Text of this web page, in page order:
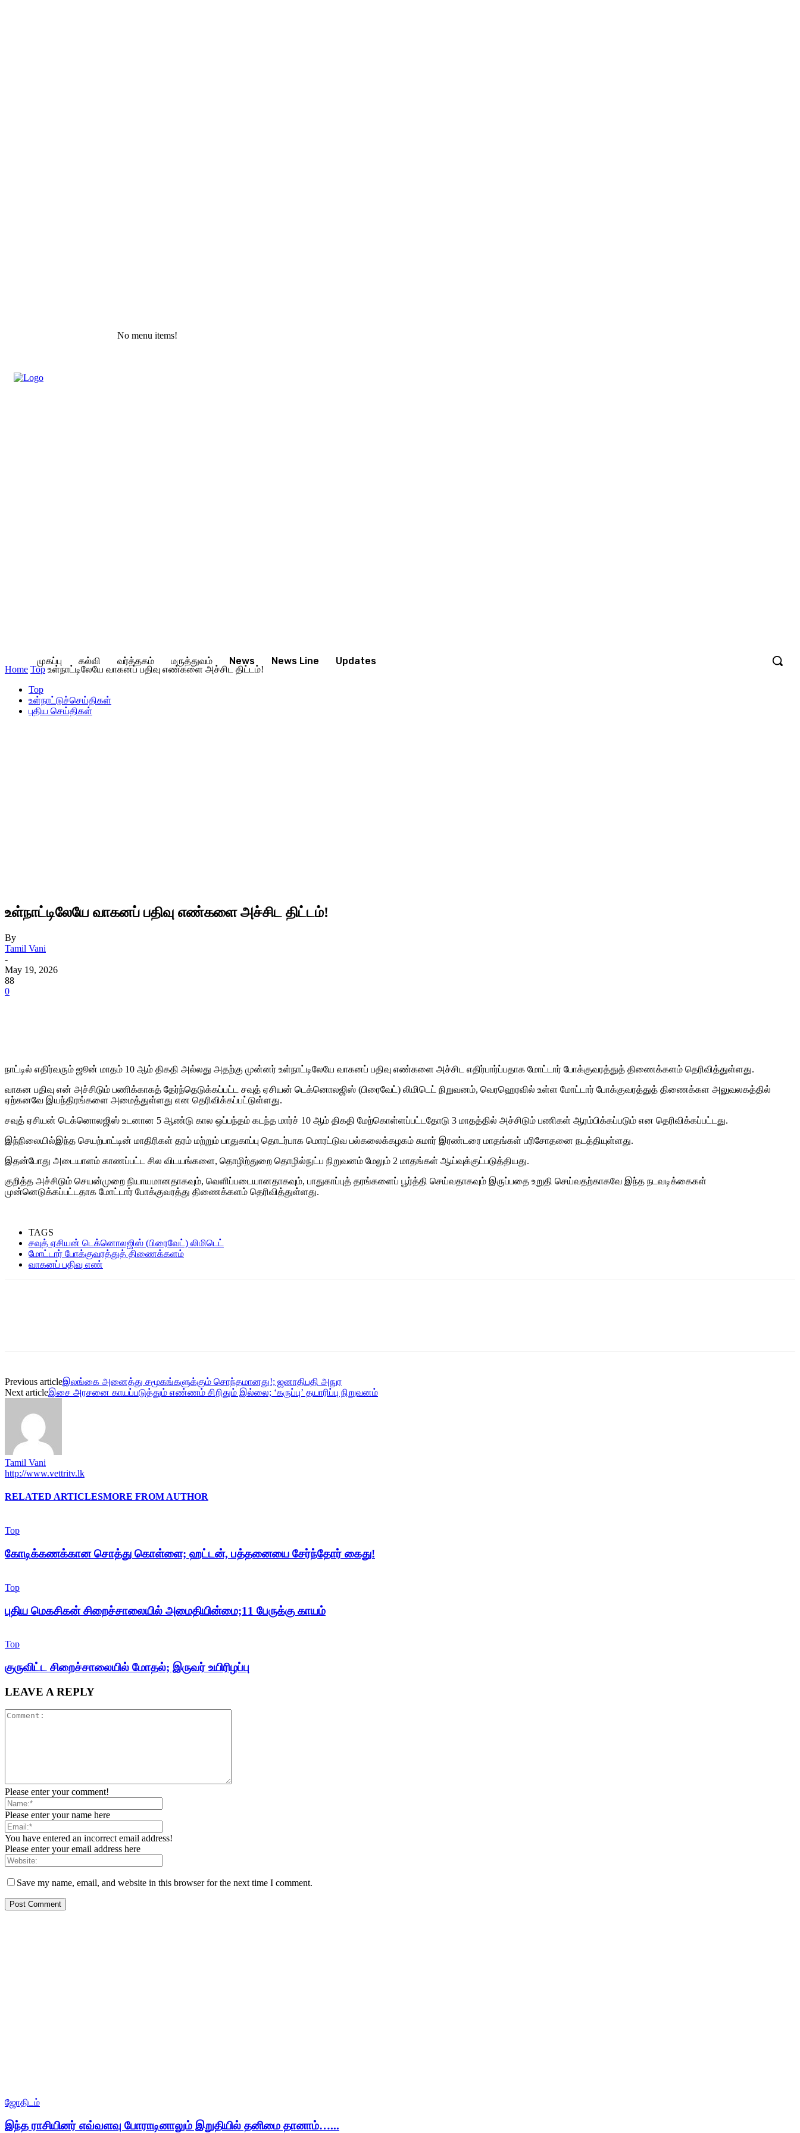
No menu items!
முகப்பு கல்வி வர்த்தகம் மருத்துவம் News News Line Updates
Home Top உள்நாட்டிலேயே வாகனப் பதிவு எண்களை அச்சிட திட்டம்!
Top
உள்நாட்டுச்செய்திகள்
புதிய செய்திகள்
உள்நாட்டிலேயே வாகனப் பதிவு எண்களை அச்சிட திட்டம்!
By
Tamil Vani
-
May 19, 2026
88
0
நாட்டில் எதிர்வரும் ஜூன் மாதம் 10 ஆம் திகதி அல்லது அதற்கு முன்னர் உள்நாட்டிலேயே வாகனப் பதிவு எண்களை அச்சிட எதிர்பார்ப்பதாக மோட்டார் போக்குவரத்துத் திணைக்களம் தெரிவித்துள்ளது.
வாகன பதிவு என் அச்சிடும் பணிக்காகத் தேர்ந்தெடுக்கப்பட்ட சவுத் ஏசியன் டெக்னொலஜிஸ் (பிரைவேட்) லிமிடெட் நிறுவனம், வெரஹெரவில் உள்ள மோட்டார் போக்குவரத்துத் திணைக்கள அலுவலகத்தில்
ஏற்கனவே இயந்திரங்களை அமைத்துள்ளது என தெரிவிக்கப்பட்டுள்ளது.
சவுத் ஏசியன் டெக்னொலஜிஸ் உடனான 5 ஆண்டு கால ஒப்பந்தம் கடந்த மார்ச் 10 ஆம் திகதி மேற்கொள்ளப்பட்டதோடு 3 மாதத்தில் அச்சிடும் பணிகள் ஆரம்பிக்கப்படும் என தெரிவிக்கப்பட்டது.
இந்நிலையில்இந்த செயற்பாட்டின் மாதிரிகள் தரம் மற்றும் பாதுகாப்பு தொடர்பாக மொரட்டுவ பல்கலைக்கழகம் சுமார் இரண்டரை மாதங்கள் பரிசோதனை நடத்தியுள்ளது.
இதன்போது அடையாளம் காணப்பட்ட சில விடயங்களை, தொழிற்துறை தொழில்நுட்ப நிறுவனம் மேலும் 2 மாதங்கள் ஆய்வுக்குட்படுத்தியது.
குறித்த அச்சிடும் செயன்முறை நியாயமானதாகவும், வெளிப்படையானதாகவும், பாதுகாப்புத் தரங்களைப் பூர்த்தி செய்வதாகவும் இருப்பதை உறுதி செய்வதற்காகவே இந்த நடவடிக்கைகள்
முன்னெடுக்கப்பட்டதாக மோட்டார் போக்குவரத்து திணைக்களம் தெரிவித்துள்ளது.
TAGS
சவுத் ஏசியன் டெக்னொலஜிஸ் (பிரைவேட்) லிமிடெட்
மோட்டார் போக்குவரத்துத் திணைக்களம்
வாகனப் பதிவு எண்
Previous articleஇலங்கை அனைத்து சமூகங்களுக்கும் சொந்தமானது!; ஜனாதிபதி அநுர
Next articleஇசை அரசனை காயப்படுத்தும் எண்ணம் சிறிதும் இல்லை; ‘கருப்பு’ தயாரிப்பு நிறுவனம்
Tamil Vani
http://www.vettritv.lk
RELATED ARTICLESMORE FROM AUTHOR
Top
கோடிக்கணக்கான சொத்து கொள்ளை; ஹட்டன், பத்தனையை சேர்ந்தோர் கைது!
Top
புதிய மெகசிகன் சிறைச்சாலையில் அமைதியின்மை;11 பேருக்கு காயம்
Top
குருவிட்ட சிறைச்சாலையில் மோதல்; இருவர் உயிரிழப்பு
LEAVE A REPLY
Please enter your comment!
Please enter your name here
You have entered an incorrect email address!
Please enter your email address here
Save my name, email, and website in this browser for the next time I comment.
ஜோதிடம்
இந்த ராசியினர் எவ்வளவு போராடினாலும் இறுதியில் தனிமை தானாம்…...